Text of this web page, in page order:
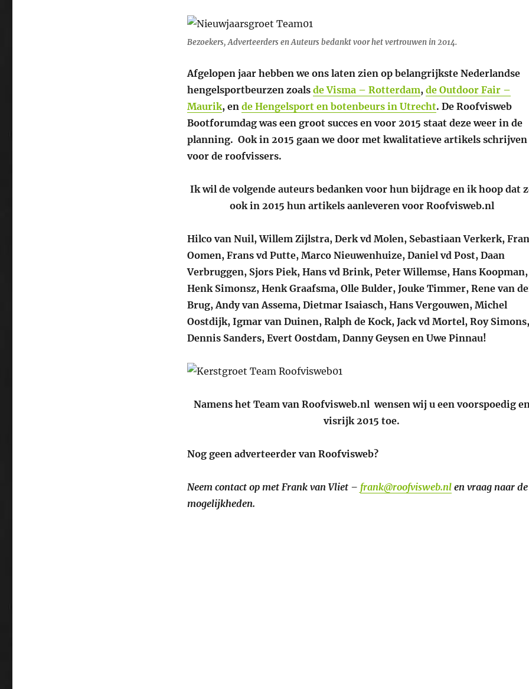
Bezoekers, Adverteerders en Auteurs bedankt voor het vertrouwen in 2014.
Afgelopen jaar hebben we ons laten zien op belangrijkste Nederlandse
hengelsportbeurzen zoals de Visma – Rotterdam, de Outdoor Fair –
Maurik, en de Hengelsport en botenbeurs in Utrecht. De Roofvisweb
Bootforumdag was een groot succes en voor 2015 staat deze weer in de
planning. Ook in 2015 gaan we door met kwalitatieve artikels schrijven
voor de roofvissers.
Ik wil de volgende auteurs bedanken voor hun bijdrage en ik hoop dat
ook in 2015 hun artikels aanleveren voor Roofvisweb.nl
Hilco van Nuil, Willem Zijlstra, Derk vd Molen, Sebastiaan Verkerk,
Oomen, Frans vd Putte, Marco Nieuwenhuize, Daniel vd Post, Daan
Verbruggen, Sjors Piek, Hans vd Brink, Peter Willemse, Hans Koopman,
Henk Simonsz, Henk Graafsma, Olle Bulder, Jouke Timmer, Rene van
Brug, Andy van Assema, Dietmar Isaiasch, Hans Vergouwen, Michel
Oostdijk, Igmar van Duinen, Ralph de Kock, Jack vd Mortel, Roy Simons,
Dennis Sanders, Evert Oostdam, Danny Geysen en Uwe Pinnau!
Namens het Team van Roofvisweb.nl wensen wij u een voorspoedig
visrijk 2015 toe.
Nog geen adverteerder van Roofvisweb?
Neem contact op met Frank van Vliet – frank@roofvisweb.nlen vraag naar de
mogelijkheden.